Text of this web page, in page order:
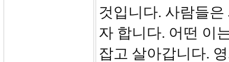
것입니다. 사람들
자 합니다. 어떤 이
잡고 살아갑니다.